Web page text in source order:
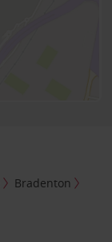
Bradenton